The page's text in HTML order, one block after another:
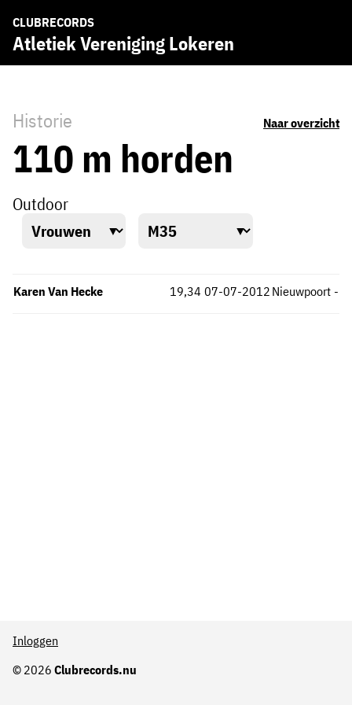
CLUBRECORDS
Atletiek Vereniging Lokeren
Historie Naar overzicht
110 m horden
Outdoor
Karen Van Hecke Nieuwpoort
19,34 -
07-07-2012
© 2026 Clubrecords.nu
Inloggen